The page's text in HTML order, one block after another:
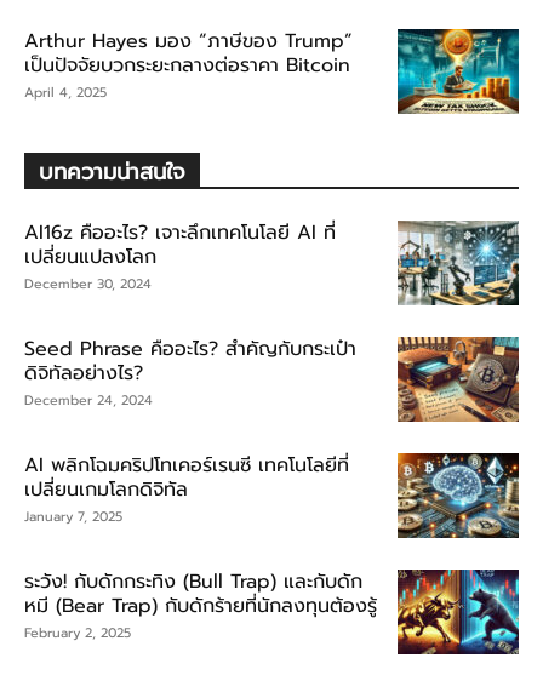
Arthur Hayes มอง “ภาษีของ Trump”
เป็นปัจจัยบวกระยะกลางต่อราคา Bitcoin
April 4, 2025
บทความน่าสนใจ
AI16z คืออะไร? เจาะลึกเทคโนโลยี AI ที่
เปลี่ยนแปลงโลก
December 30, 2024
Seed Phrase คืออะไร? สำคัญกับกระเป๋า
ดิจิทัลอย่างไร?
December 24, 2024
AI พลิกโฉมคริปโทเคอร์เรนซี เทคโนโลยีที่
เปลี่ยนเกมโลกดิจิทัล
January 7, 2025
ระวัง! กับดักกระทิง (Bull Trap) และกับดัก
หมี (Bear Trap) กับดักร้ายที่นักลงทุนต้องรู้
February 2, 2025